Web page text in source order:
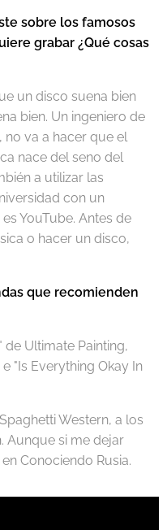
sobre los famosos
grabar ¿Qué cosas
un disco suena bien
bien. Un ingeniero de
va a hacer que el
nace del seno del
a utilizar las
con un
YouTube. Antes de
o hacer un disco,
que recomienden
Ultimate Painting,
"Is Everything Okay In
Western, a los
Aunque si me dejar
Conociendo Rusia.